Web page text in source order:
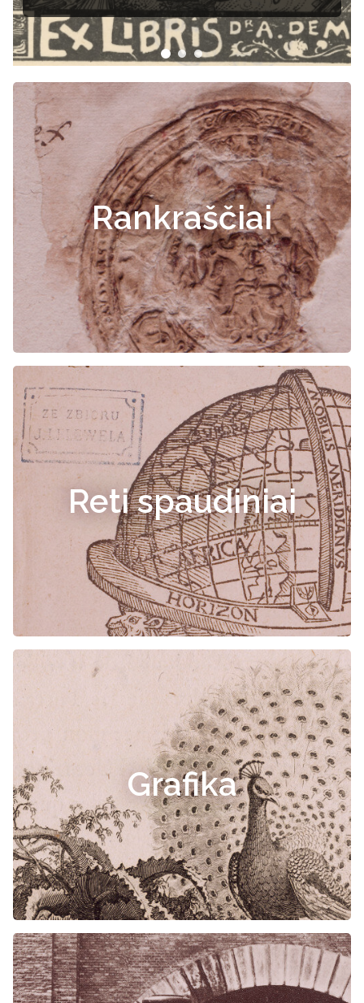
Rankraščiai
Reti spaudiniai
Grafika